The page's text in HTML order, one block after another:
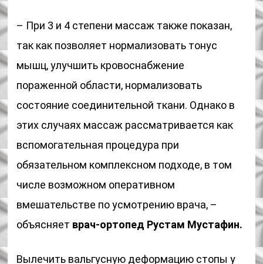
– При 3 и 4 степени массаж также показан,
так как позволяет нормализовать тонус
мышц, улучшить кровоснабжение
пораженной области, нормализовать
состояние соединительной ткани. Однако в
этих случаях массаж рассматривается как
вспомогательная процедура при
обязательном комплексном подходе, в том
числе возможном оперативном
вмешательстве по усмотрению врача, –
объясняет врач-ортопед Рустам Мустафин.
Вылечить вальгусную деформацию стопы у